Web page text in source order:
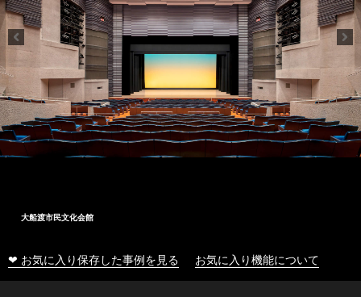
大船渡市民文化会館
❤ お気に入り保存した事例を見る お気に入り機能について